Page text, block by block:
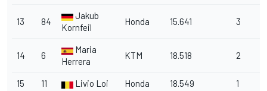
13 84
Jakub
Kornfeil
Honda 15.641 3
14 6
Maria
Herrera
KTM 18.518 2
15 11 Livio Loi Honda 18.549 1